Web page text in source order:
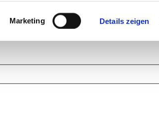
Marketing Details zeigen
anderen weiter.